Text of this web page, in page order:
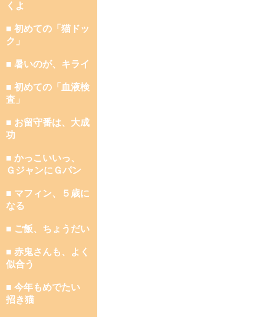
くよ
■ 初めての「猫ドッ
ク」
■ 暑いのが、キライ
■ 初めての「血液検
査」
■ お留守番は、大成
功
■ かっこいいっ、
ＧジャンにＧパン
■ マフィン、５歳に
なる
■ ご飯、ちょうだい
■ 赤鬼さんも、よく
似合う
■ 今年もめでたい
招き猫